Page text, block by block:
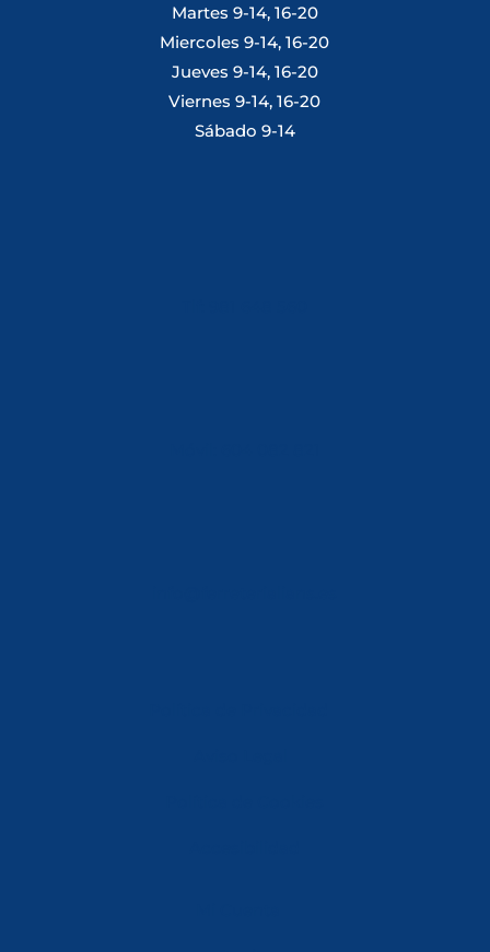
Martes 9-14, 16-20
Miercoles 9-14, 16-20
Jueves 9-14, 16-20
Viernes 9-14, 16-20
Sábado 9-14